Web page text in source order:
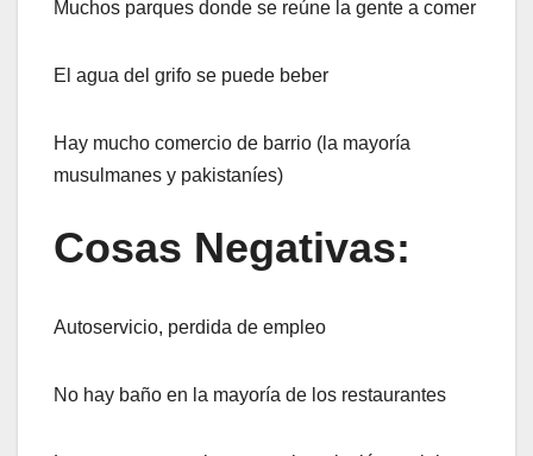
Muchos parques donde se reúne la gente a comer
El agua del grifo se puede beber
Hay mucho comercio de barrio (la mayoría
musulmanes y pakistaníes)
Cosas Negativas:
Autoservicio, perdida de empleo
No hay baño en la mayoría de los restaurantes